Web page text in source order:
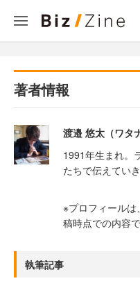
著者情報
渡邉 悠太（ワタ
1991年生まれ。
たちで伝えてい
※プロフィール
稿時点での内容
執筆記事